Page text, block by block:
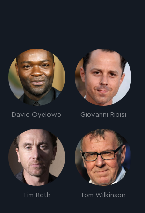
David Oyelowo Giovanni Ribisi
Tim Roth Tom Wilkinson